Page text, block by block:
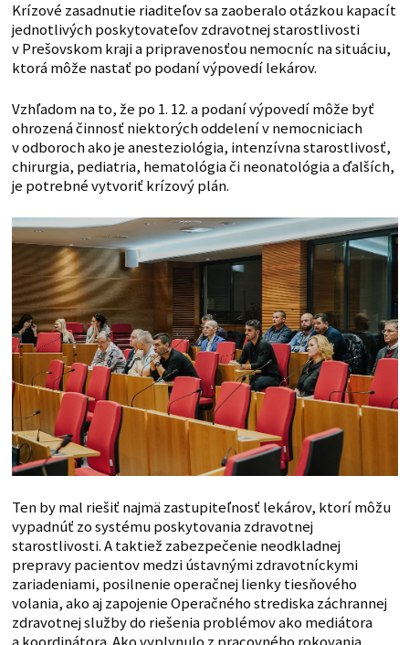
Krízové zasadnutie riaditeľov sa zaoberalo otázkou kapacít
jednotlivých poskytovateľov zdravotnej starostlivosti
v Prešovskom kraji a pripravenosťou nemocníc na situáciu,
ktorá môže nastať po podaní výpovedí lekárov.
Vzhľadom na to, že po 1. 12. a podaní výpovedí môže byť
ohrozená činnosť niektorých oddelení v nemocniciach
v odboroch ako je anesteziológia, intenzívna starostlivosť,
chirurgia, pediatria, hematológia či neonatológia a ďalších,
je potrebné vytvoriť krízový plán.
Ten by mal riešiť najmä zastupiteľnosť lekárov, ktorí môžu
vypadnúť zo systému poskytovania zdravotnej
starostlivosti. A taktiež zabezpečenie neodkladnej
prepravy pacientov medzi ústavnými zdravotníckymi
zariadeniami, posilnenie operačnej lienky tiesňového
volania, ako aj zapojenie Operačného strediska záchrannej
zdravotnej služby do riešenia problémov ako mediátora